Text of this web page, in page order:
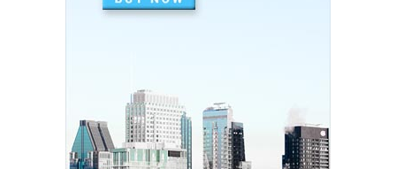
odontopediatria
July 01, 2020